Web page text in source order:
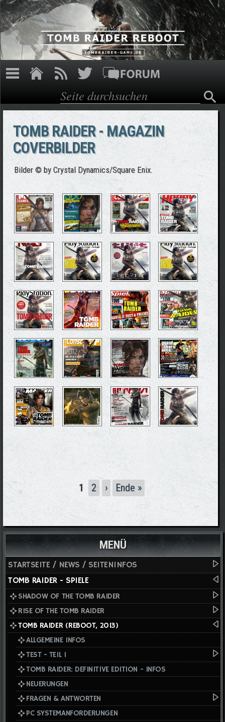
Direkt zum Inhalt
Suchformular
Suche
TOMB RAIDER - MAGAZIN
COVERBILDER
Bilder © by Crystal Dynamics/Square Enix.
Seiten
1 2 › Ende »
MENÜ
STARTSEITE / NEWS / SEITENINFOS
TOMB RAIDER - SPIELE
SHADOW OF THE TOMB RAIDER
RISE OF THE TOMB RAIDER
TOMB RAIDER (REBOOT, 2013)
ALLGEMEINE INFOS
TEST - TEIL I
TOMB RAIDER: DEFINITIVE EDITION - INFOS
NEUERUNGEN
FRAGEN & ANTWORTEN
PC SYSTEMANFORDERUNGEN